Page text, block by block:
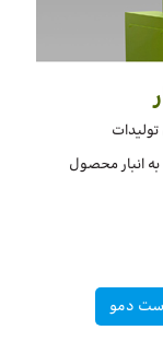
انبار محصول
دمو